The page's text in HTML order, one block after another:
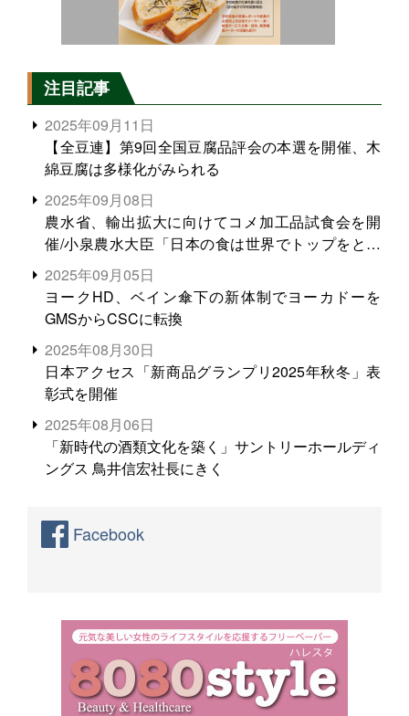
注目記事
2025年09月11日
【全豆連】第9回全国豆腐品評会の本選を開催、木
綿豆腐は多様化がみられる
2025年09月08日
農水省、輸出拡大に向けてコメ加工品試食会を開
催/小泉農水大臣「日本の食は世界でトップをとれ
る。米増産に向けて、米輸出需要の拡大を」
2025年09月05日
ヨークHD、ベイン傘下の新体制でヨーカドーを
GMSからCSCに転換
2025年08月30日
日本アクセス「新商品グランプリ2025年秋冬」表
彰式を開催
2025年08月06日
「新時代の酒類文化を築く」サントリーホールディ
ングス 鳥井信宏社長にきく
Facebook